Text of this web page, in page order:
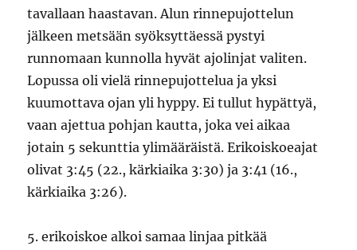
tavallaan haastavan. Alun rinnepujottelun
jälkeen metsään syöksyttäessä pystyi
runnomaan kunnolla hyvät ajolinjat valiten.
Lopussa oli vielä rinnepujottelua ja yksi
kuumottava ojan yli hyppy. Ei tullut hypättyä,
vaan ajettua pohjan kautta, joka vei aikaa
jotain 5 sekunttia ylimääräistä. Erikoiskoeajat
olivat 3:45 (22., kärkiaika 3:30) ja 3:41 (16.,
kärkiaika 3:26).
5. erikoiskoe alkoi samaa linjaa pitkää